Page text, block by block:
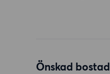
Önskad bostad